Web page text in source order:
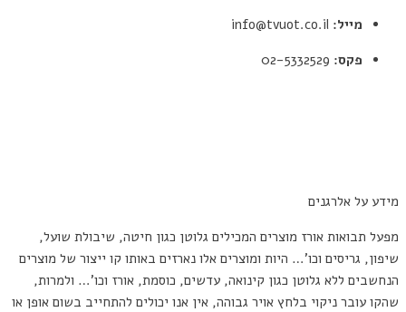
מייל:
פקס:
מידע על אלרגנים
מפעל תבואות אורז מוצרים המכילים גלוטן כגון חיטה, שיבולת שועל,
שיפון, גריסים וכו'… היות ומוצרים אלו נארזים באותו קו ייצור של מוצרים
הנחשבים ללא גלוטן כגון קינואה, עדשים, כוסמת, אורז וכו'… ולמרות,
שהקו עובר ניקוי בלחץ אויר גבוהה, אין אנו יכולים להתחייב בשום אופן או